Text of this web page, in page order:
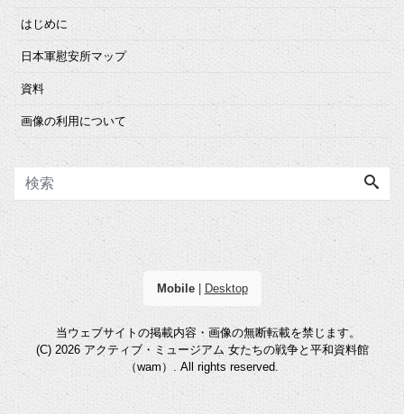
はじめに
日本軍慰安所マップ
資料
画像の利用について
Mobile| Desktop
当ウェブサイトの掲載内容・画像の無断転載を禁じます。
(C) 2026 アクティブ・ミュージアム 女たちの戦争と平和資料館
（wam）
. All rights reserved.